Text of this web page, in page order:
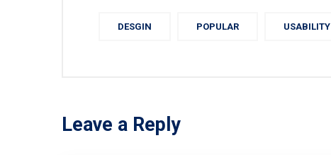
DESGIN POPULAR USABILITY
Leave a Reply